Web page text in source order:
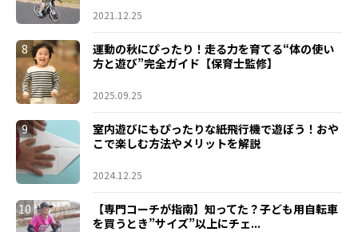
2021.12.25
8
運動の秋にぴったり！走る力を育てる“体の使い
方と遊び”完全ガイド【保育士監修】
2025.09.25
9
室内遊びにもぴったりな紙飛行機で遊ぼう！おや
こで楽しむ方法やメリットを解説
2024.12.25
10
【専門コーチが指南】知ってた？子ども用自転車
を買うとき”サイズ”以上にチェ...